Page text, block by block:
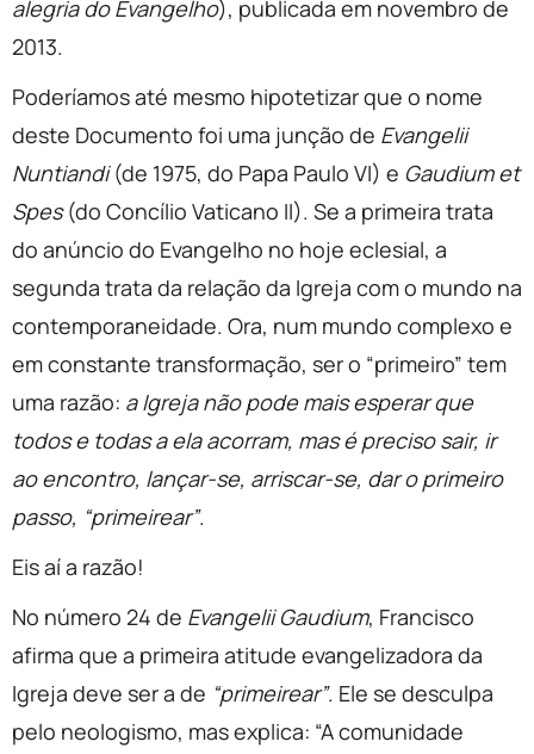
alegria do Evangelho), publicada em novembro de
2013.
Poderíamos até mesmo hipotetizar que o nome
deste Documento foi uma junção de Evangelii
Nuntiandi(de 1975, do Papa Paulo VI) e Gaudium et
Spes(do Concílio Vaticano II). Se a primeira trata
do anúncio do Evangelho no hoje eclesial, a
segunda trata da relação da Igreja com o mundo na
contemporaneidade. Ora, num mundo complexo e
em constante transformação, ser o “primeiro” tem
uma razão: a Igreja não pode mais esperar que
todos e todas a ela acorram, mas é preciso sair, ir
ao encontro, lançar-se, arriscar-se, dar o primeiro
passo, “primeirear”.
Eis aí a razão!
No número 24 de Evangelii Gaudium, Francisco
afirma que a primeira atitude evangelizadora da
Igreja deve ser a de “primeirear”. Ele se desculpa
pelo neologismo, mas explica: “A comunidade